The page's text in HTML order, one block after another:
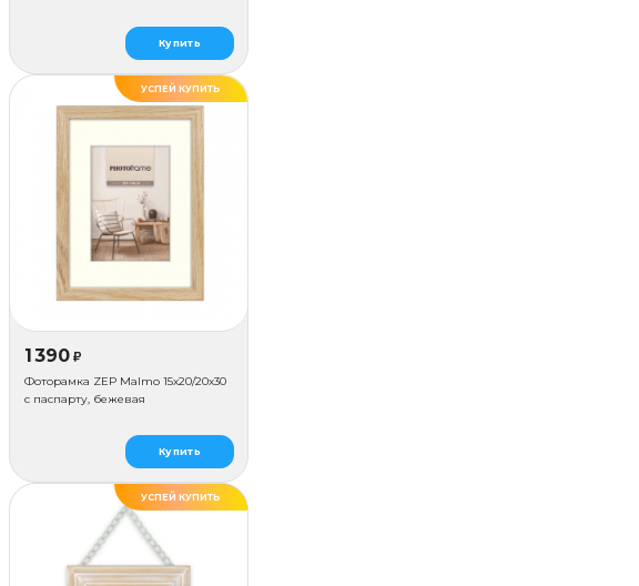
Купить
УСПЕЙ КУПИТЬ
1 390 ₽
Фоторамка ZEP Malmo 15х20/20х30
с паспарту, бежевая
Купить
ХИТ
УСПЕЙ КУПИТЬ